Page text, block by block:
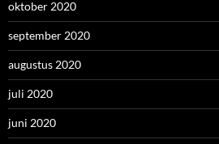
oktober 2020
september 2020
augustus 2020
juli 2020
juni 2020